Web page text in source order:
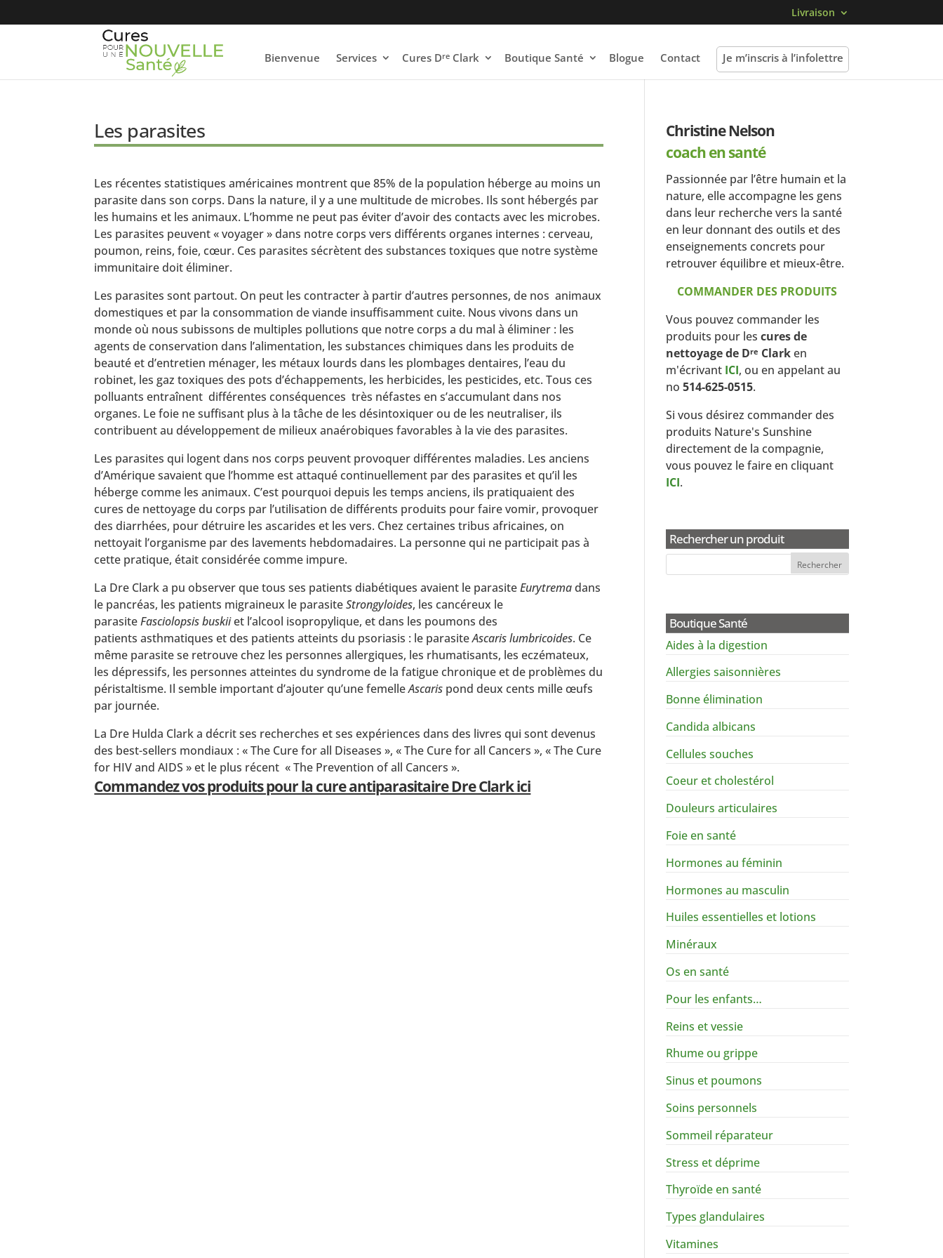
Livraison
Bienvenue Services Cures DreClark Boutique Santé Blogue Contact Je m’inscris à l’infolettre
Les parasites
Les récentes statistiques américaines montrent que 85% de la population héberge au moins un
parasite dans son corps. Dans la nature, il y a une multitude de microbes. Ils sont hébergés par
les humains et les animaux. L’homme ne peut pas éviter d’avoir des contacts avec les microbes.
Les parasites peuvent « voyager » dans notre corps vers différents organes internes : cerveau,
poumon, reins, foie, cœur. Ces parasites sécrètent des substances toxiques que notre système
immunitaire doit éliminer.
Les parasites sont partout. On peut les contracter à partir d’autres personnes, de nos animaux
domestiques et par la consommation de viande insuffisamment cuite. Nous vivons dans un
monde où nous subissons de multiples pollutions que notre corps a du mal à éliminer : les
agents de conservation dans l’alimentation, les substances chimiques dans les produits de
beauté et d’entretien ménager, les métaux lourds dans les plombages dentaires, l’eau du
robinet, les gaz toxiques des pots d’échappements, les herbicides, les pesticides, etc. Tous ces
polluants entraînent différentes conséquences très néfastes en s’accumulant dans nos
organes. Le foie ne suffisant plus à la tâche de les désintoxiquer ou de les neutraliser, ils
contribuent au développement de milieux anaérobiques favorables à la vie des parasites.
Les parasites qui logent dans nos corps peuvent provoquer différentes maladies. Les anciens
d’Amérique savaient que l’homme est attaqué continuellement par des parasites et qu’il les
héberge comme les animaux. C’est pourquoi depuis les temps anciens, ils pratiquaient des
cures de nettoyage du corps par l’utilisation de différents produits pour faire vomir, provoquer
des diarrhées, pour détruire les ascarides et les vers. Chez certaines tribus africaines, on
nettoyait l’organisme par des lavements hebdomadaires. La personne qui ne participait pas à
cette pratique, était considérée comme impure.
La Dre Clark a pu observer que tous ses patients diabétiques avaient le parasiteEurytremadans
le pancréas, les patients migraineux le parasiteStrongyloides, les cancéreux le
parasiteFasciolopsis buskiiet l’alcool isopropylique, et dans les poumons des
patients asthmatiques et des patients atteints du psoriasis : le parasiteAscaris lumbricoides. Ce
même parasite se retrouve chez les personnes allergiques, les rhumatisants, les eczémateux,
les dépressifs, les personnes atteintes du syndrome de la fatigue chronique et de problèmes du
péristaltisme. Il semble important d’ajouter qu’une femelleAscaris pond deux cents mille œufs
par journée.
La Dre Hulda Clark a décrit ses recherches et ses expériences dans des livres qui sont devenus
des best-sellers mondiaux : « The Cure for all Diseases », « The Cure for all Cancers », « The Cure
for HIV and AIDS » et le plus récent « The Prevention of all Cancers ».
Commandez vos produits pour la cure antiparasitaire Dre Clark ici
Christine Nelson
coach en santé
Passionnée par l’être humain et la
nature, elle accompagne les gens
dans leur recherche vers la santé
en leur donnant des outils et des
enseignements concrets pour
retrouver équilibre et mieux-être.
COMMANDER DES PRODUITS
Vous pouvez commander les
produits pour lescures de
nettoyage de Dre Clark en
m'écrivant ICI, ou en appelant au
no514-625-0515.
Si vous désirez commander des
produits Nature's Sunshine
directement de la compagnie,
vous pouvez le faire en cliquant
ICI.
Rechercher un produit
Boutique Santé
Aides à la digestion
Allergies saisonnières
Bonne élimination
Candida albicans
Cellules souches
Coeur et cholestérol
Douleurs articulaires
Foie en santé
Hormones au féminin
Hormones au masculin
Huiles essentielles et lotions
Minéraux
Os en santé
Pour les enfants…
Reins et vessie
Rhume ou grippe
Sinus et poumons
Soins personnels
Sommeil réparateur
Stress et déprime
Thyroïde en santé
Types glandulaires
Vitamines